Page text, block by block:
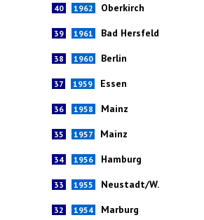
40 1962 Oberkirch
39 1961 Bad Hersfeld
38 1960 Berlin
37 1959 Essen
36 1958 Mainz
35 1957 Mainz
34 1956 Hamburg
33 1955 Neustadt/W.
32 1954 Marburg